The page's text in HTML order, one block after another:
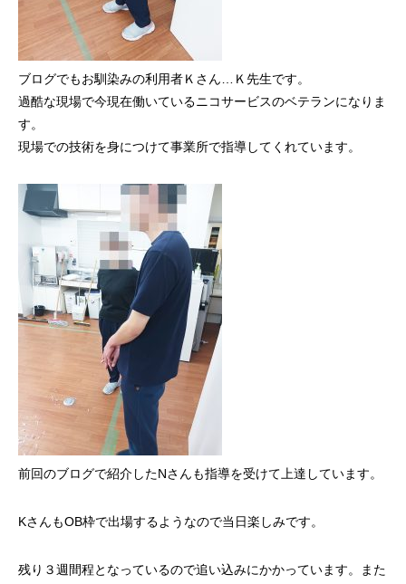
ブログでもお馴染みの利用者Ｋさん…Ｋ先生です。
過酷な現場で今現在働いているニコサービスのベテランになりま
す。
現場での技術を身につけて事業所で指導してくれています。
前回のブログで紹介したNさんも指導を受けて上達しています。
KさんもOB枠で出場するようなので当日楽しみです。
残り３週間程となっているので追い込みにかかっています。また